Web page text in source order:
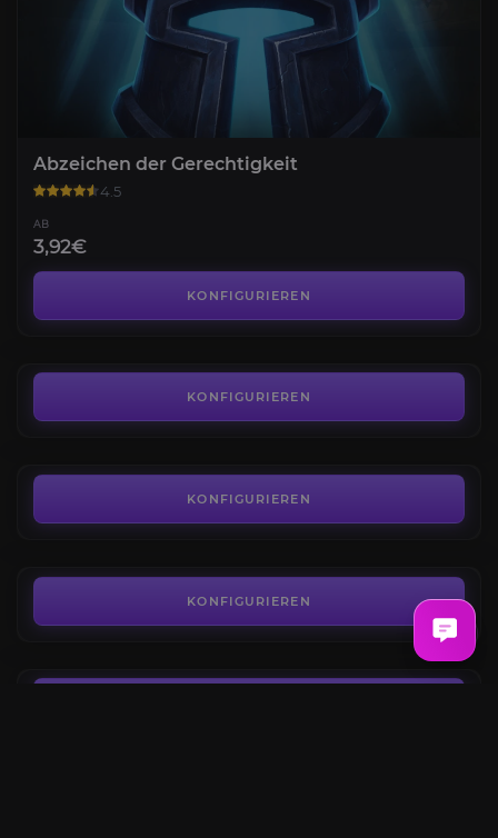
Abzeichen der Gerechtigkeit
4.5
AB
3,92€
KONFIGURIEREN
KONFIGURIEREN
Karazhan
KONFIGURIEREN
KONFIGURIEREN
Tier-Sets